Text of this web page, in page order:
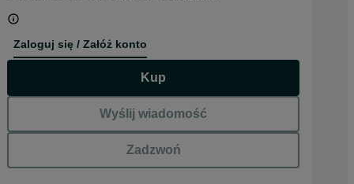
Zaloguj się / Załóż konto
Kup
Wyślij wiadomość
Zadzwoń